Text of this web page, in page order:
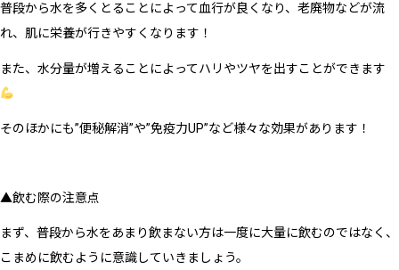
普段から水を多くとることによって血行が良くなり、老廃物などが流
れ、肌に栄養が行きやすくなります！
また、水分量が増えることによってハリやツヤを出すことができます
そのほかにも”便秘解消”や”免疫力UP”など様々な効果があります！
▲飲む際の注意点
まず、普段から水をあまり飲まない方は一度に大量に飲むのではなく、
こまめに飲むように意識していきましょう。